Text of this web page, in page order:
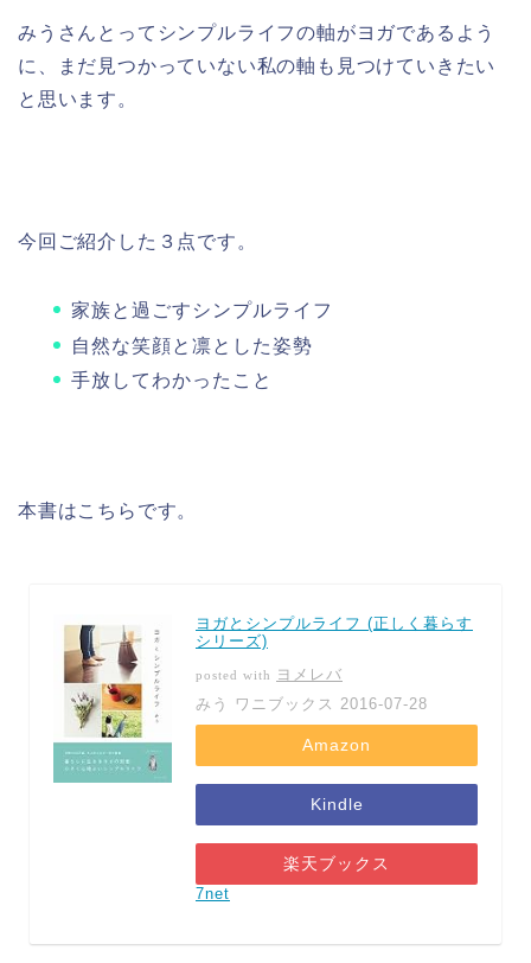
みうさんとってシンプルライフの軸がヨガであるよう
に、まだ見つかっていない私の軸も見つけていきたい
と思います。
今回ご紹介した３点です。
家族と過ごすシンプルライフ
自然な笑顔と凛とした姿勢
手放してわかったこと
本書はこちらです。
ヨガとシンプルライフ (正しく暮らす
シリーズ)
posted with
ヨメレバ
みう ワニブックス 2016-07-28
Amazon
Kindle
楽天ブックス
7net